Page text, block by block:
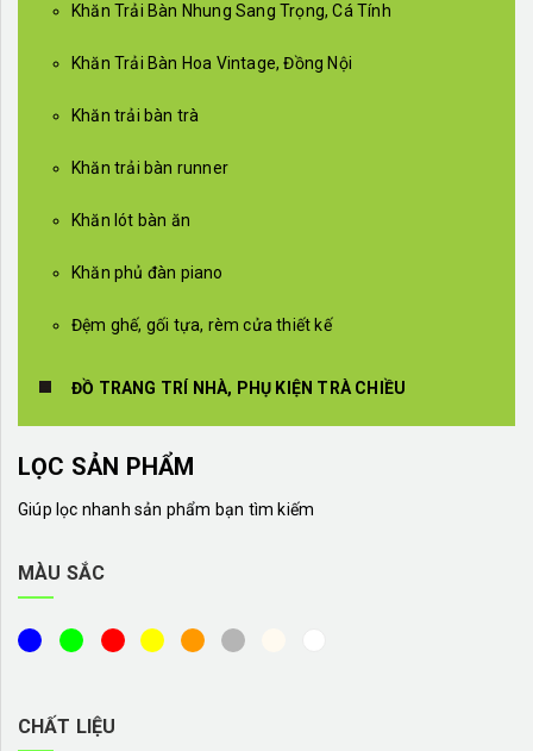
Khăn Trải Bàn Nhung Sang Trọng, Cá Tính
Khăn Trải Bàn Hoa Vintage, Đồng Nội
Khăn trải bàn trà
Khăn trải bàn runner
Khăn lót bàn ăn
Khăn phủ đàn piano
Đệm ghế, gối tựa, rèm cửa thiết kế
ĐỒ TRANG TRÍ NHÀ, PHỤ KIỆN TRÀ CHIỀU
LỌC SẢN PHẨM
Giúp lọc nhanh sản phẩm bạn tìm kiếm
MÀU SẮC
CHẤT LIỆU